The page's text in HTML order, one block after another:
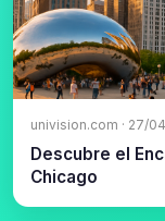
univision.com · 27/
Descubre el
Chicago